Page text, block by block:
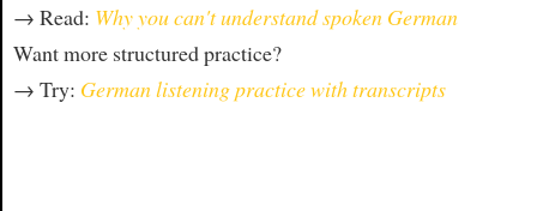
→ Read: Why you can't understand spoken German
Want more structured practice?
→ Try: German listening practice with transcripts